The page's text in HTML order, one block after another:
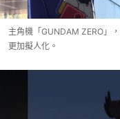
主角機「GUNDAM ZERO」
更加擬人化。